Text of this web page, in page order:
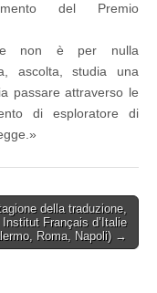
del Premio
non è per nulla
ascolta, studia una
passare attraverso le
di esploratore di
della traduzione,
Institut Français d’Italie
Roma, Napoli) →